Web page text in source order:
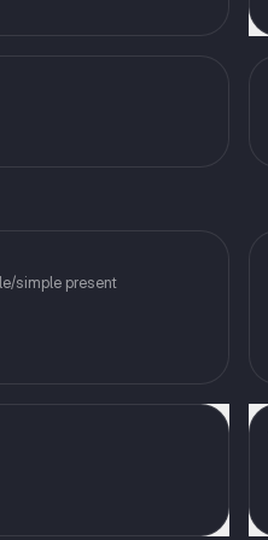
simple present